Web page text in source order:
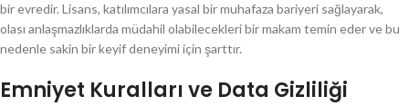
bir evredir. Lisans, katılımcılara yasal bir muhafaza bariyeri sağlayarak,
olası anlaşmazlıklarda müdahil olabilecekleri bir makam temin eder ve bu
nedenle sakin bir keyif deneyimi için şarttır.
Emniyet Kuralları ve Data Gizliliği